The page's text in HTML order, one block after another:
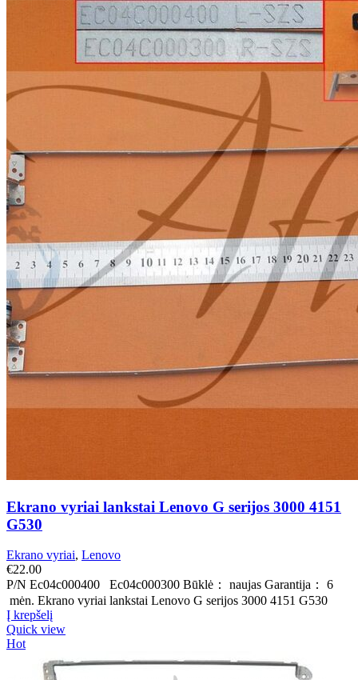
Ekrano vyriai lankstai Lenovo G serijos 3000 4151
G530
Ekrano vyriai, Lenovo
€22.00
P/N Ec04c000400 Ec04c000300 Būklė： naujas Garantija： 6
mėn. Ekrano vyriai lankstai Lenovo G serijos 3000 4151 G530
Į krepšelį
Quick view
Hot